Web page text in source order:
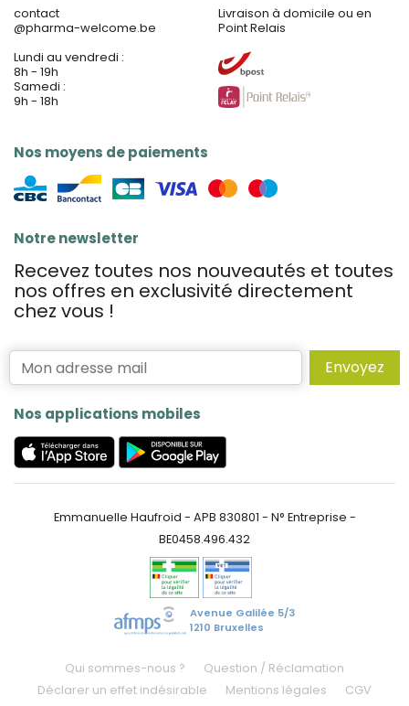
contact
@pharma-welcome.be
Lundi au vendredi :
8h - 19h
Samedi :
9h - 18h
Nos moyens de paiements
Livraison à domicile ou en
Point Relais
Notre newsletter
Recevez toutes nos nouveautés et toutes
nos offres en exclusivité directement
chez vous !
Envoyez
Nos applications mobiles
Emmanuelle Haufroid - APB 830801 - N° Entreprise -
BE0458.496.432
Avenue Galilée 5/3
1210 Bruxelles
Qui sommes-nous ?
Question / Réclamation
Déclarer un effet indésirable
Mentions légales
CGV